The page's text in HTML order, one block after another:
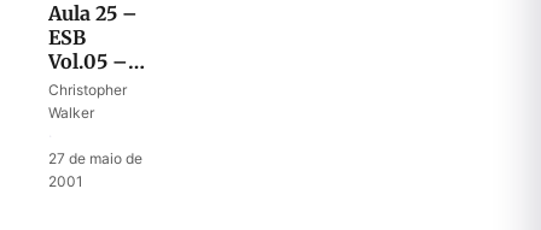
Aula 25 –
ESB
Vol.05 –
Despedida
de Josué
Christopher
Walker
27 de maio de
2001